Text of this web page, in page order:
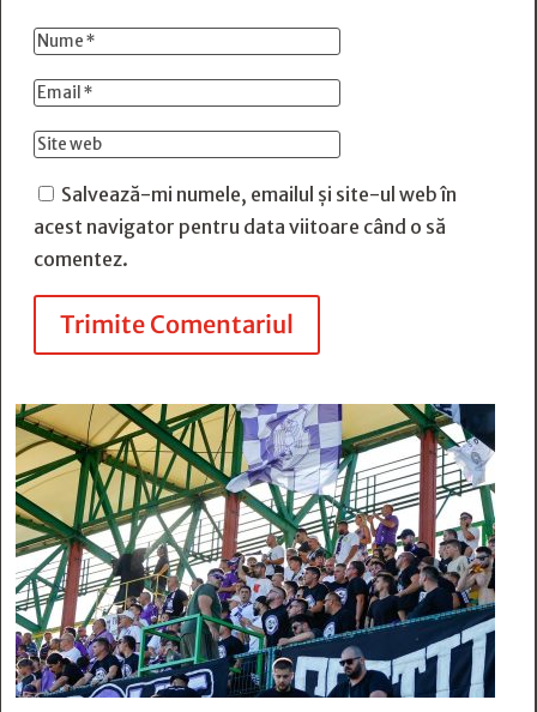
Salvează-mi numele, emailul și site-ul web în
acest navigator pentru data viitoare când o să
comentez.
Trimite Comentariul